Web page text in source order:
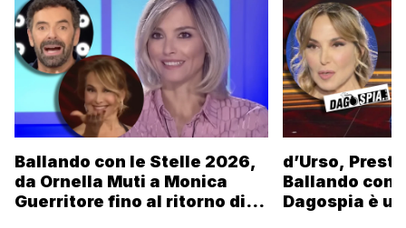
Ballando con le Stelle 2026,
da Ornella Muti a Monica
Guerritore fino al ritorno di
d’Urso,
Ballando con
Dagospia è